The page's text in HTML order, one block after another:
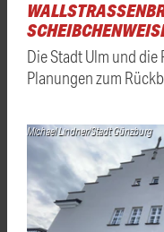
CHEIBCHENWEISE
Die Stadt Ulm und
Planungen zum
Michael Lindner/Stadt Günzburg